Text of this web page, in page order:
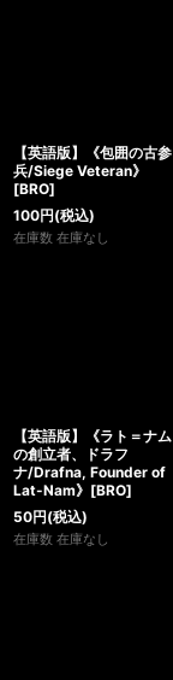
【英語版】《包囲の古参
兵/Siege Veteran》
[BRO]
100円(税込)
在庫数 在庫なし
【英語版】《ラト＝ナム
の創立者、ドラフ
ナ/Drafna, Founder of
Lat-Nam》[BRO]
50円(税込)
在庫数 在庫なし